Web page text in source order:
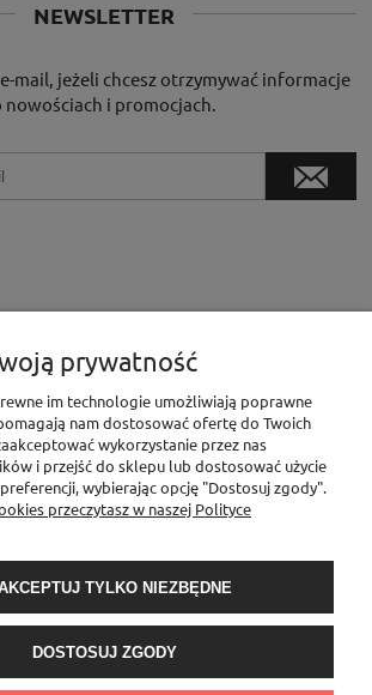
NEWSLETTER
mail, jeżeli chcesz otrzymywać informacje
nowościach i promocjach.
INFORMACJE
MOJE KONTO
O NAS
|Al. Niepodległości 76/78, 02-626 Warszawa, woj.
prywatność
im technologie umożliwiają poprawne
nam dostosować ofertę do Twoich
wykorzystanie przez nas
i przejść do sklepu lub dostosować użycie
wybierając opcję "Dostosuj zgody".
przeczytasz w naszej Polityce
TYLKO NIEZBĘDNE
DOSTOSUJ ZGODY